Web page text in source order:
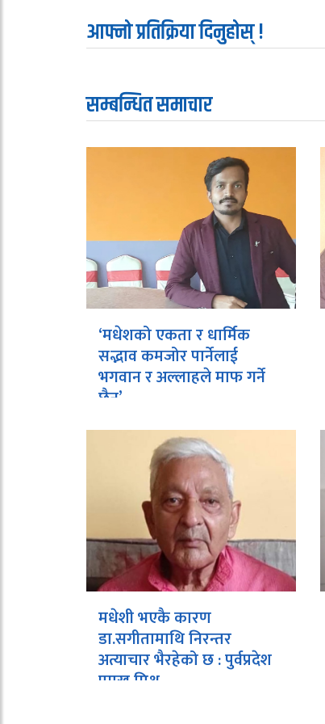
आफ्नो प्रतिक्रिया दिनुहोस् !
सम्बन्धित समाचार
‘मधेशको एकता र धार्मिक
सद्भाव कमजोर पार्नेलाई
भगवान र अल्लाहले माफ गर्ने
छैन’
मधेशी भएकै कारण
डा.सगीतामाथि निरन्तर
अत्याचार भैरहेको छ : पुर्वप्रदेश
प्रमुख मिश्र